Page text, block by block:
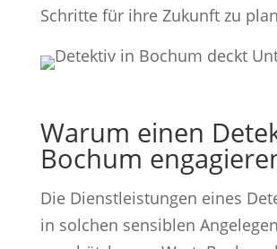
Schritte für ihre Zukunft zu
Warum einen
Bochum
Die Dienstleistungen eines
in solchen sensiblen